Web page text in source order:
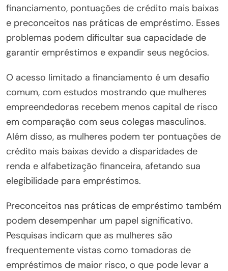
financiamento, pontuações de crédito mais baixas
e preconceitos nas práticas de empréstimo. Esses
problemas podem dificultar sua capacidade de
garantir empréstimos e expandir seus negócios.
O acesso limitado a financiamento é um desafio
comum, com estudos mostrando que mulheres
empreendedoras recebem menos capital de risco
em comparação com seus colegas masculinos.
Além disso, as mulheres podem ter pontuações de
crédito mais baixas devido a disparidades de
renda e alfabetização financeira, afetando sua
elegibilidade para empréstimos.
Preconceitos nas práticas de empréstimo também
podem desempenhar um papel significativo.
Pesquisas indicam que as mulheres são
frequentemente vistas como tomadoras de
empréstimos de maior risco, o que pode levar a